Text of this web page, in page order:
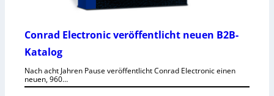
Conrad Electronic veröffentlicht neuen B2B-
Katalog
Nach acht Jahren Pause veröffentlicht Conrad Electronic einen
neuen, 960…